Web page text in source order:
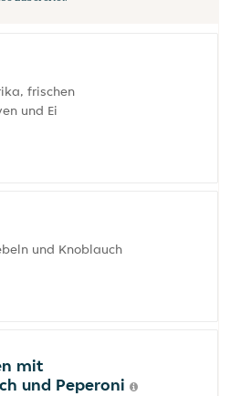
frischen
und Ei
und Knoblauch
mit
und Peperoni